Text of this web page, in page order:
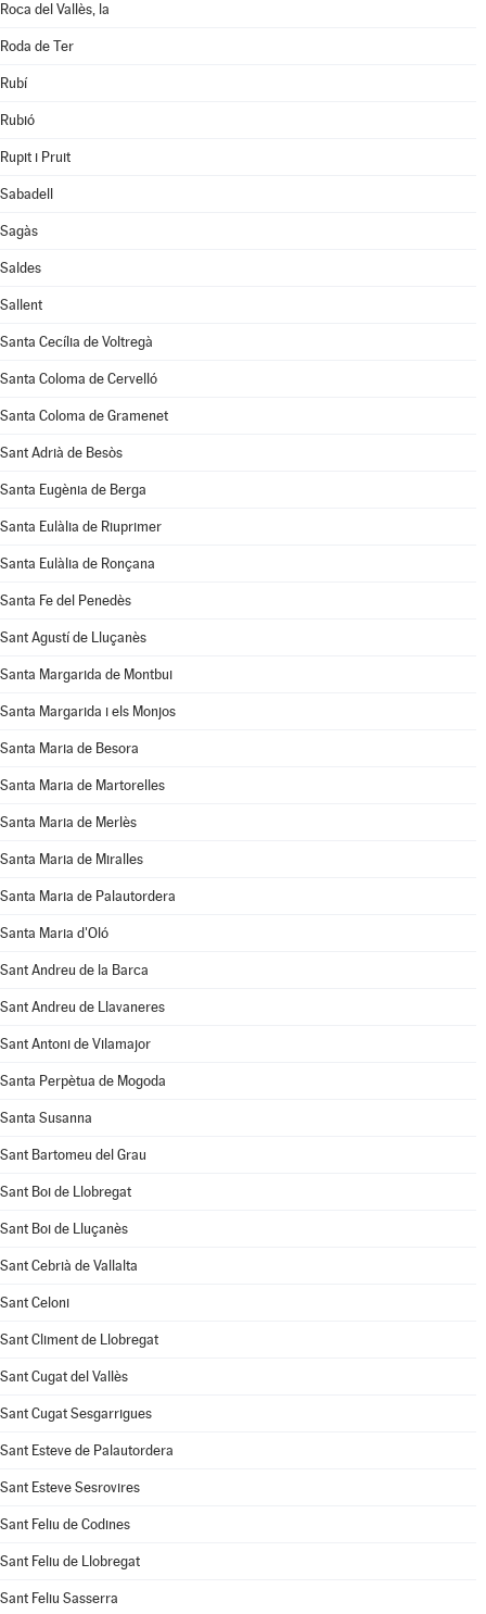
Roca del Vallès, la
Roda de Ter
Rubí
Rubió
Rupit i Pruit
Sabadell
Sagàs
Saldes
Sallent
Santa Cecília de Voltregà
Santa Coloma de Cervelló
Santa Coloma de Gramenet
Sant Adrià de Besòs
Santa Eugènia de Berga
Santa Eulàlia de Riuprimer
Santa Eulàlia de Ronçana
Santa Fe del Penedès
Sant Agustí de Lluçanès
Santa Margarida de Montbui
Santa Margarida i els Monjos
Santa Maria de Besora
Santa Maria de Martorelles
Santa Maria de Merlès
Santa Maria de Miralles
Santa Maria de Palautordera
Santa Maria d'Oló
Sant Andreu de la Barca
Sant Andreu de Llavaneres
Sant Antoni de Vilamajor
Santa Perpètua de Mogoda
Santa Susanna
Sant Bartomeu del Grau
Sant Boi de Llobregat
Sant Boi de Lluçanès
Sant Cebrià de Vallalta
Sant Celoni
Sant Climent de Llobregat
Sant Cugat del Vallès
Sant Cugat Sesgarrigues
Sant Esteve de Palautordera
Sant Esteve Sesrovires
Sant Feliu de Codines
Sant Feliu de Llobregat
Sant Feliu Sasserra